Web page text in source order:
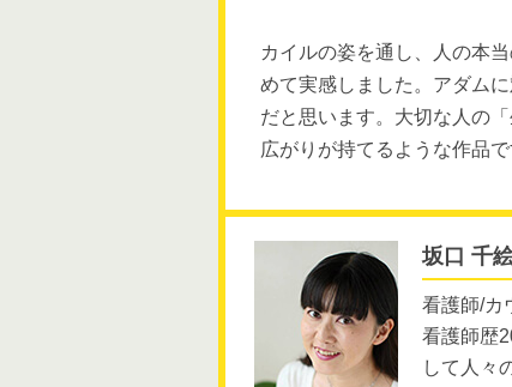
カイルの姿を通し、人の本
めて実感しました。アダム
だと思います。大切な人の
広がりが持てるような作品で
坂口 千
看護師/カ
看護師歴
して人々